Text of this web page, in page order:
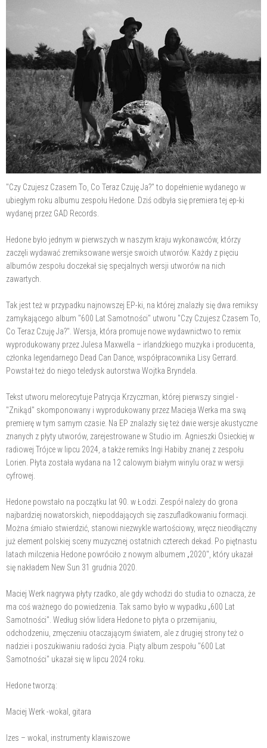
"Czy Czujesz Czasem To, Co Teraz Czuję Ja?" to dopełnienie wydanego w
ubiegłym roku albumu zespołu Hedone. Dziś odbyła się premiera tej ep-ki
wydanej przez GAD Records.
Hedone było jednym w pierwszych w naszym kraju wykonawców, którzy
zaczęli wydawać zremiksowane wersje swoich utworów. Każdy z pięciu
albumów zespołu doczekał się specjalnych wersji utworów na nich
zawartych.
Tak jest też w przypadku najnowszej EP-ki, na której znalazły się dwa remiksy
zamykającego album "600 Lat Samotności" utworu "Czy Czujesz Czasem To,
Co Teraz Czuję Ja?". Wersja, która promuje nowe wydawnictwo to remix
wyprodukowany przez Julesa Maxwella – irlandzkiego muzyka i producenta,
członka legendarnego Dead Can Dance, współpracownika Lisy Gerrard.
Powstał też do niego teledysk autorstwa Wojtka Bryndela.
Tekst utworu melorecytuje Patrycja Krzyczman, której pierwszy singiel -
"Znikąd" skomponowany i wyprodukowany przez Macieja Werka ma swą
premierę w tym samym czasie. Na EP znalazły się też dwie wersje akustyczne
znanych z płyty utworów, zarejestrowane w Studio im. Agnieszki Osieckiej w
radiowej Trójce w lipcu 2024, a także remiks Ingi Habiby znanej z zespołu
Lorien. Płyta została wydana na 12 calowym białym winylu oraz w wersji
cyfrowej.
Hedone powstało na początku lat 90. w Łodzi. Zespół należy do grona
najbardziej nowatorskich, niepoddających się zaszufladkowaniu formacji.
Można śmiało stwierdzić, stanowi niezwykle wartościowy, wręcz nieodłączny
już element polskiej sceny muzycznej ostatnich czterech dekad. Po piętnastu
latach milczenia Hedone powróciło z nowym albumem „2020", który ukazał
się nakładem New Sun 31 grudnia 2020.
Maciej Werk nagrywa płyty rzadko, ale gdy wchodzi do studia to oznacza, że
ma coś ważnego do powiedzenia. Tak samo było w wypadku „600 Lat
Samotności". Według słów lidera Hedone to płyta o przemijaniu,
odchodzeniu, zmęczeniu otaczającym światem, ale z drugiej strony też o
nadziei i poszukiwaniu radości życia. Piąty album zespołu "600 Lat
Samotności" ukazał się w lipcu 2024 roku.
Hedone tworzą:
Maciej Werk -wokal, gitara
Izes – wokal, instrumenty klawiszowe